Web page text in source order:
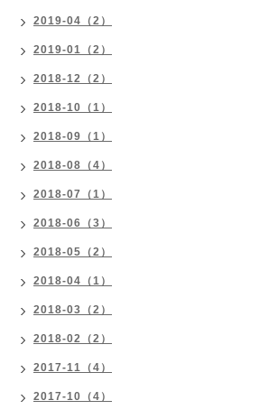
2019-04（2）
2019-01（2）
2018-12（2）
2018-10（1）
2018-09（1）
2018-08（4）
2018-07（1）
2018-06（3）
2018-05（2）
2018-04（1）
2018-03（2）
2018-02（2）
2017-11（4）
2017-10（4）